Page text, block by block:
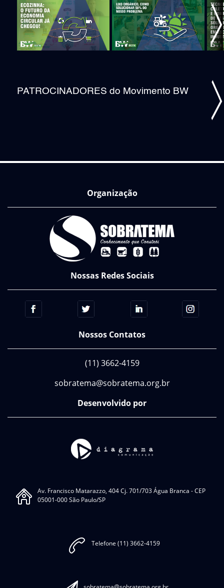
PATROCINADORES do Movimento BW
Organização
Nossas Redes Sociais
Nossos Contatos
(11) 3662-4159
sobratema@sobratema.org.br
Desenvolvido por
Av. Francisco Matarazzo, 404 Cj. 701/703 Água Branca - CEP
05001-000 São Paulo/SP
Telefone (11) 3662-4159